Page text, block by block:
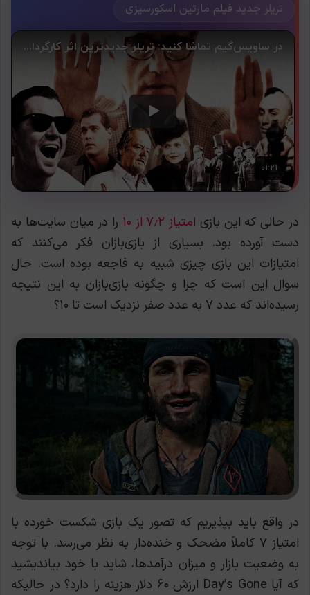
تریلر جدید فیلم مارتین اسکورسیزی
در حالی که این بازی امتیاز ۷٫۲ از ۱۰
را در میان سایت‌ها به
دست آورده بود. بسیاری از بازی‌بازان فکر می‌کنند که
امتیازات این بازی چیزی شبیه به فاجعه بوده است. حال
سوال این است که چرا و چگونه بازی‌بازان به این نتیجه
رسیده‌اند که عدد ۷ به عدد صفر نزدیک است تا ۱۰؟
در واقع باید بپذیریم که تصور یک بازی شکست خورده با
امتیاز ۷ کاملاً مضحک و خنده‌دار به نظر می‌رسد. با توجه
به وضعیت بازار و میزان درآمدها، شاید با خود بیاندیشید
که آیا Day’s Gone ارزش ۶۰ دلار هزینه را دارد؟ در حالیکه